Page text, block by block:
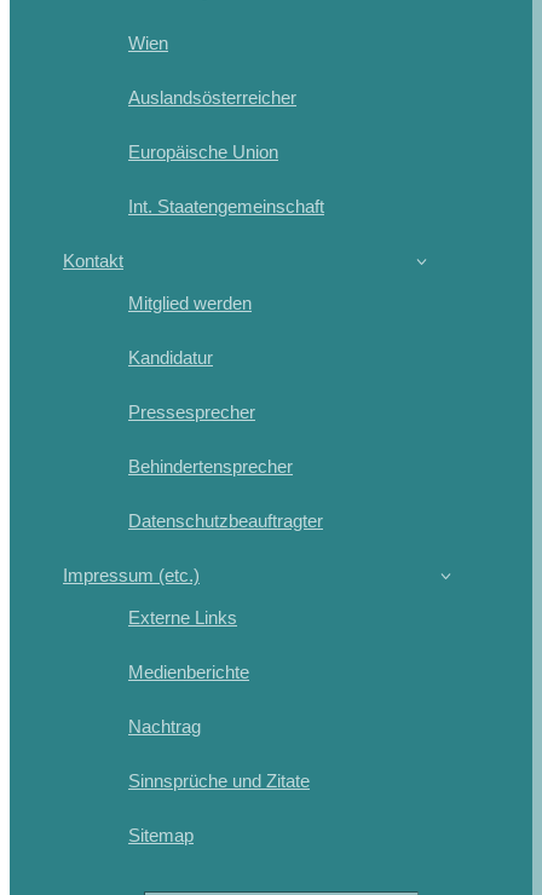
Wien
Auslandsösterreicher
Europäische Union
Int. Staatengemeinschaft
Kontakt
Mitglied werden
Kandidatur
Pressesprecher
Behindertensprecher
Datenschutzbeauftragter
Impressum (etc.)
Externe Links
Medienberichte
Nachtrag
Sinnsprüche und Zitate
Sitemap